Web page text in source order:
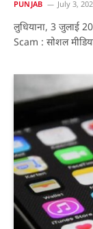
PUNJAB July 3,
लुधियाना, 3 जुलाई
Scam : सोशल